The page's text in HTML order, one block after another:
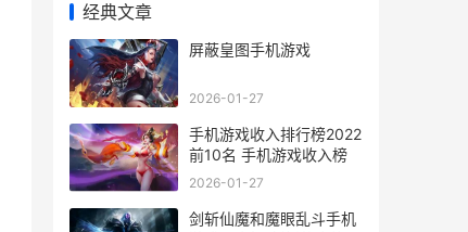
经典文章
屏蔽皇图手机游戏
2026-01-27
手机游戏收入排行榜2022
前10名 手机游戏收入榜
2026-01-27
剑斩仙魔和魔眼乱斗手机